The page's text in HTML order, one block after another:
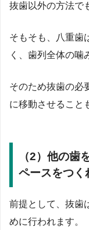
抜歯以外の方法で
そもそも、八重歯
く、歯列全体の噛
そのため抜歯の必
に移動させること
（2）他の歯
ペースをつく
前提として、抜歯
めに行われます。